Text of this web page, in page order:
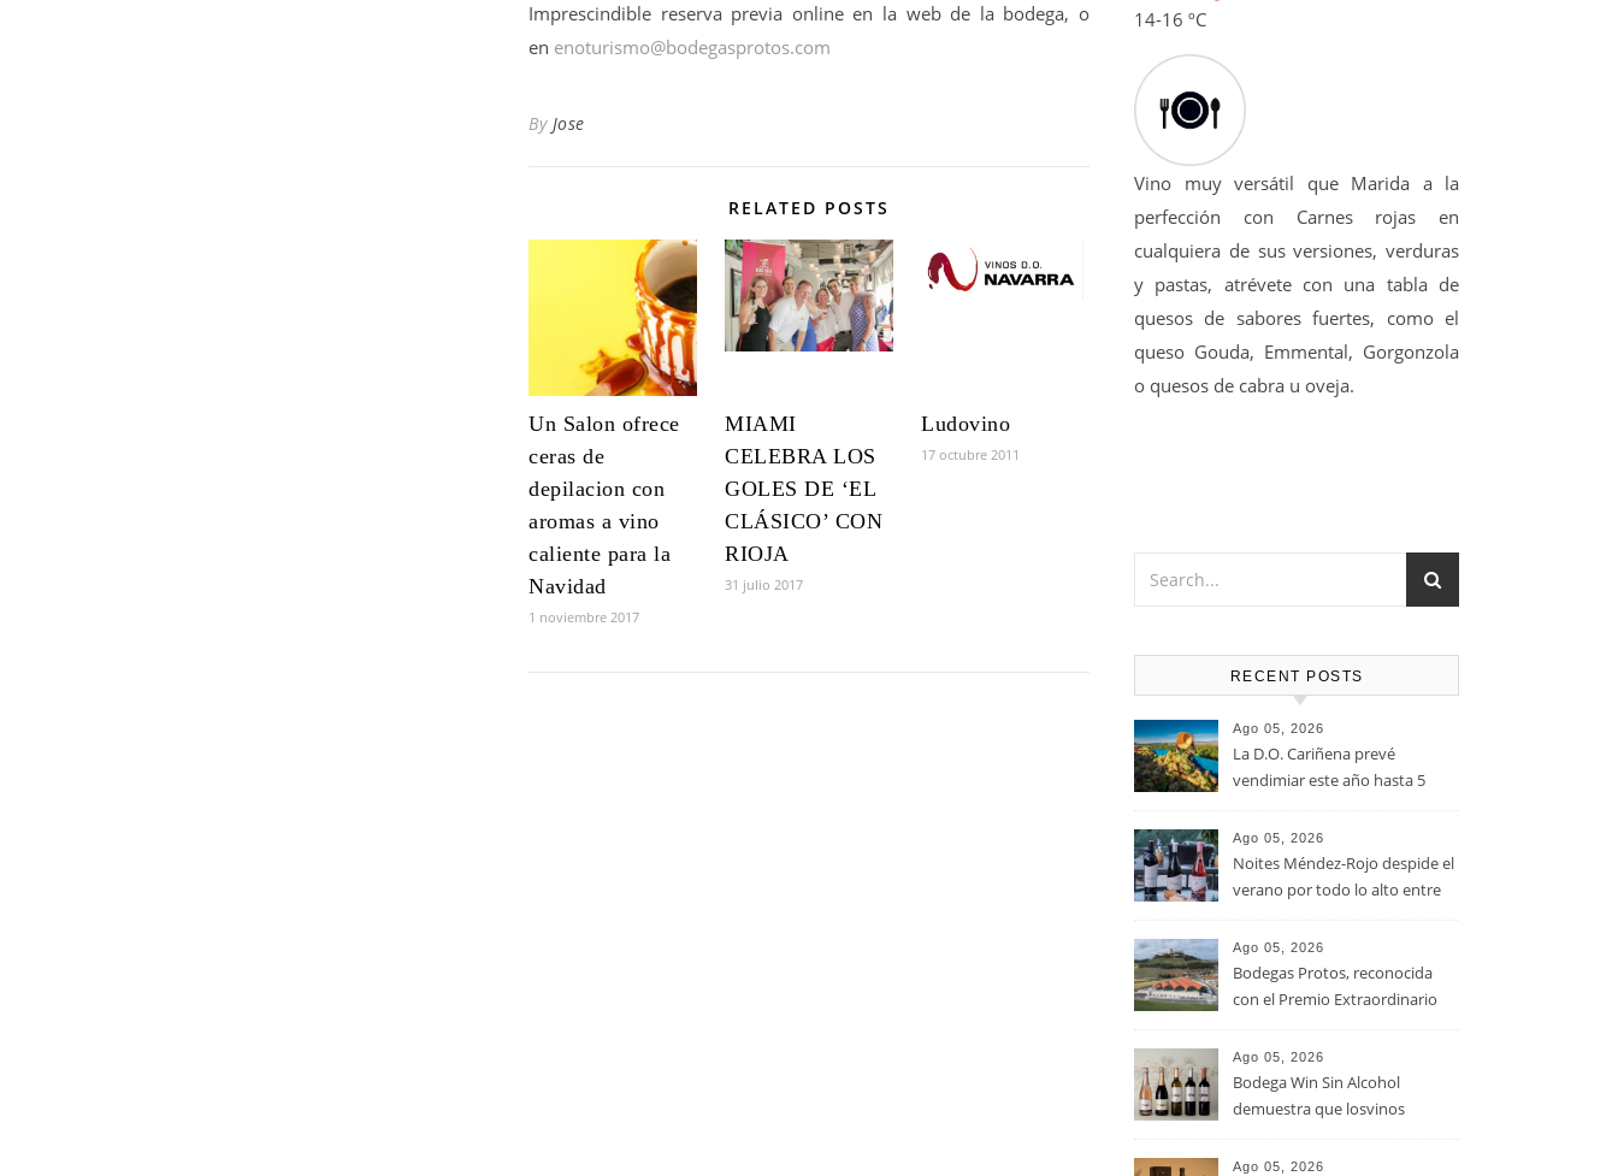
Imprescindible reserva previa online en la web de la bodega, o
en enoturismo@bodegasprotos.com
By Jose
RELATED POSTS
Un Salon ofrece
ceras de
depilacion con
aromas a vino
caliente para la
Navidad
1 noviembre 2017
MIAMI
CELEBRA LOS
GOLES DE ‘EL
CLÁSICO’ CON
RIOJA
31 julio 2017
Ludovino
17 octubre 2011
14-16 ºC
Vino muy versátil que Marida a la
perfección con Carnes rojas en
cualquiera de sus versiones, verduras
y pastas, atrévete con una tabla de
quesos de sabores fuertes, como el
queso Gouda, Emmental, Gorgonzola
o quesos de cabra u oveja.
RECENT POSTS
Ago 05, 2026
La D.O. Cariñena prevé
vendimiar este año hasta 5
que en 2025
Ago 05, 2026
Noites Méndez-Rojo despide el
verano por todo lo alto entre
Ago 05, 2026
Bodegas Protos, reconocida
con el Premio Extraordinario
casi un siglo de excelencia
vitivinícola
Ago 05, 2026
Bodega Win Sin Alcohol
demuestra que losvinos
calidadcomienzan a diseñarse
Ago 05, 2026